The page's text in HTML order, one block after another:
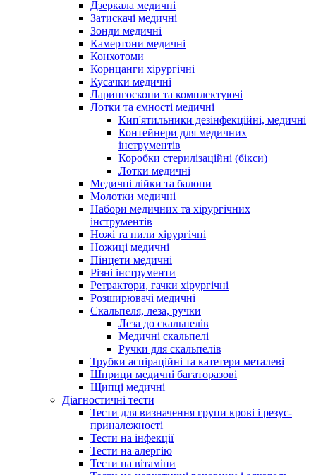
Дзеркала медичні
Затискачі медичні
Зонди медичні
Камертони медичні
Конхотоми
Корнцанги хірургічні
Кусачки медичні
Ларингоскопи та комплектуючі
Лотки та ємності медичні
Кип'ятильники дезінфекційні, медичні
Контейнери для медичних
інструментів
Коробки стерилізаційні (бікси)
Лотки медичні
Медичні лійки та балони
Молотки медичні
Набори медичних та хірургічних
інструментів
Ножі та пили хірургічні
Ножиці медичні
Пінцети медичні
Різні інструменти
Ретрактори, гачки хірургічні
Розширювачі медичні
Скальпеля, леза, ручки
Леза до скальпелів
Медичні скальпелі
Ручки для скальпелів
Трубки аспіраційні та катетери металеві
Шприци медичні багаторазові
Щипці медичні
Діагностичні тести
Тести для визначення групи крові і резус-
приналежності
Тести на інфекції
Тести на алергію
Тести на вітаміни